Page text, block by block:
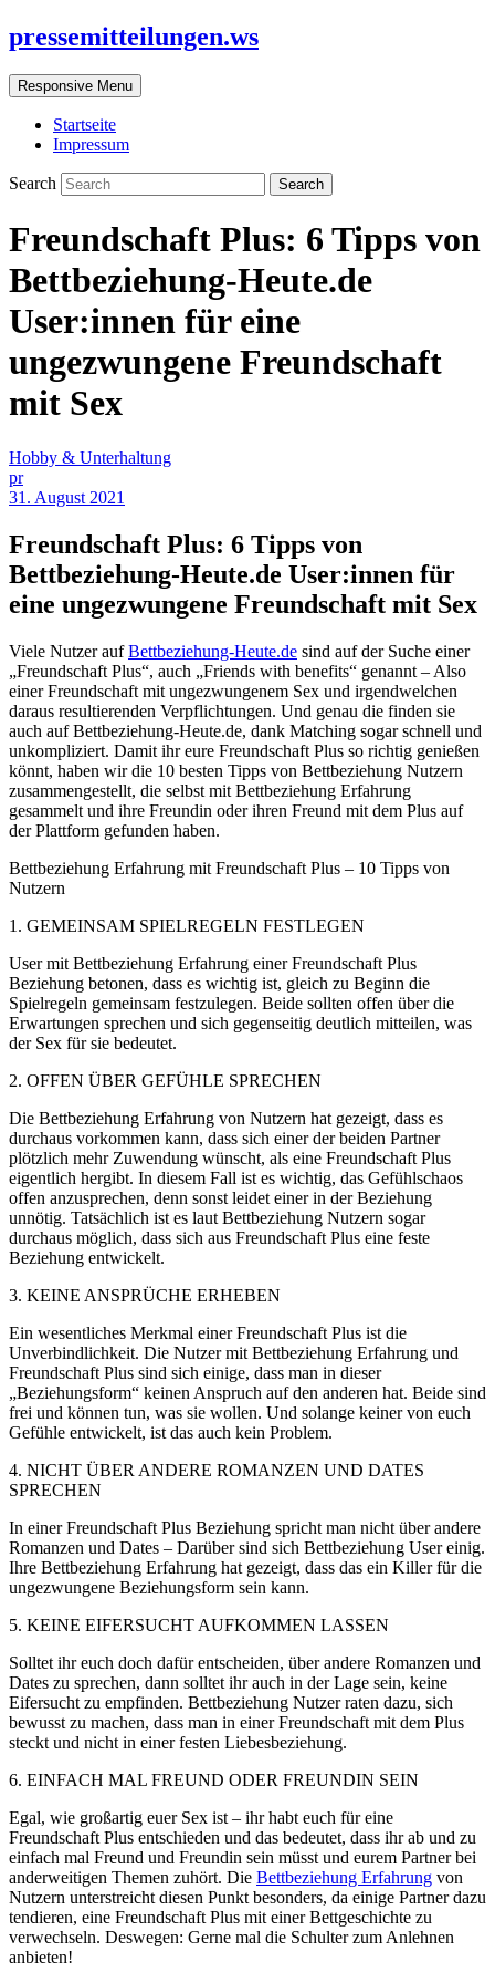
pressemitteilungen.ws
Responsive Menu
Startseite
Impressum
Search
Freundschaft Plus: 6 Tipps von
Bettbeziehung-Heute.de
User:innen für eine
ungezwungene Freundschaft
mit Sex
Hobby & Unterhaltung
pr
31. August 2021
Freundschaft Plus: 6 Tipps von
Bettbeziehung-Heute.de User:innen für
eine ungezwungene Freundschaft mit Sex
Viele Nutzer aufBettbeziehung-Heute.de sind auf der Suche einer
„Freundschaft Plus“, auch „Friends with benefits“ genannt – Also
einer Freundschaft mit ungezwungenem Sex und irgendwelchen
daraus resultierenden Verpflichtungen. Und genau die finden sie
auch auf Bettbeziehung-Heute.de, dank Matching sogar schnell und
unkompliziert. Damit ihr eure Freundschaft Plus so richtig genießen
könnt, haben wir die 10 besten Tipps von Bettbeziehung Nutzern
zusammengestellt, die selbst mit Bettbeziehung Erfahrung
gesammelt und ihre Freundin oder ihren Freund mit dem Plus auf
der Plattform gefunden haben.
Bettbeziehung Erfahrung mit Freundschaft Plus – 10 Tipps von
Nutzern
1. GEMEINSAM SPIELREGELN FESTLEGEN
User mit Bettbeziehung Erfahrung einer Freundschaft Plus
Beziehung betonen, dass es wichtig ist, gleich zu Beginn die
Spielregeln gemeinsam festzulegen. Beide sollten offen über die
Erwartungen sprechen und sich gegenseitig deutlich mitteilen, was
der Sex für sie bedeutet.
2. OFFEN ÜBER GEFÜHLE SPRECHEN
Die Bettbeziehung Erfahrung von Nutzern hat gezeigt, dass es
durchaus vorkommen kann, dass sich einer der beiden Partner
plötzlich mehr Zuwendung wünscht, als eine Freundschaft Plus
eigentlich hergibt. In diesem Fall ist es wichtig, das Gefühlschaos
offen anzusprechen, denn sonst leidet einer in der Beziehung
unnötig. Tatsächlich ist es laut Bettbeziehung Nutzern sogar
durchaus möglich, dass sich aus Freundschaft Plus eine feste
Beziehung entwickelt.
3. KEINE ANSPRÜCHE ERHEBEN
Ein wesentliches Merkmal einer Freundschaft Plus ist die
Unverbindlichkeit. Die Nutzer mit Bettbeziehung Erfahrung und
Freundschaft Plus sind sich einige, dass man in dieser
„Beziehungsform“ keinen Anspruch auf den anderen hat. Beide sind
frei und können tun, was sie wollen. Und solange keiner von euch
Gefühle entwickelt, ist das auch kein Problem.
4. NICHT ÜBER ANDERE ROMANZEN UND DATES
SPRECHEN
In einer Freundschaft Plus Beziehung spricht man nicht über andere
Romanzen und Dates – Darüber sind sich Bettbeziehung User einig.
Ihre Bettbeziehung Erfahrung hat gezeigt, dass das ein Killer für die
ungezwungene Beziehungsform sein kann.
5. KEINE EIFERSUCHT AUFKOMMEN LASSEN
Solltet ihr euch doch dafür entscheiden, über andere Romanzen und
Dates zu sprechen, dann solltet ihr auch in der Lage sein, keine
Eifersucht zu empfinden. Bettbeziehung Nutzer raten dazu, sich
bewusst zu machen, dass man in einer Freundschaft mit dem Plus
steckt und nicht in einer festen Liebesbeziehung.
6. EINFACH MAL FREUND ODER FREUNDIN SEIN
Egal, wie großartig euer Sex ist – ihr habt euch für eine
Freundschaft Plus entschieden und das bedeutet, dass ihr ab und zu
einfach mal Freund und Freundin sein müsst und eurem Partner bei
anderweitigen Themen zuhört. Die Bettbeziehung Erfahrung von
Nutzern unterstreicht diesen Punkt besonders, da einige Partner dazu
tendieren, eine Freundschaft Plus mit einer Bettgeschichte zu
verwechseln. Deswegen: Gerne mal die Schulter zum Anlehnen
anbieten!